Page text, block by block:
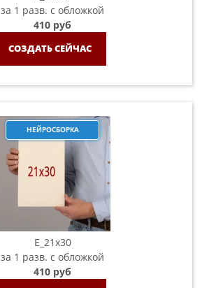
за 1 разв. с обложкой
410 руб
СОЗДАТЬ СЕЙЧАС
НЕЙРОСБОРКА
E_21х30
за 1 разв. с обложкой
410 руб